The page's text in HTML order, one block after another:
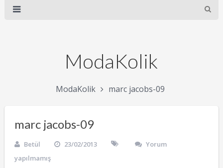
ModaKolik
ModaKolik marc jacobs-09
marc jacobs-09
Betül 23/02/2013
Yorum
yapılmamış